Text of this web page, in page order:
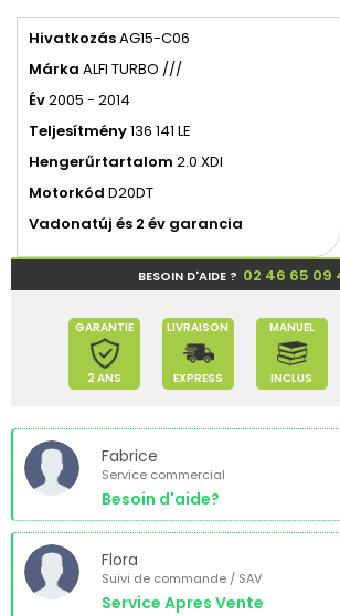
HivatkozásAG15-C06
Márka ALFI TURBO ///
Év2005 - 2014
Teljesítmény136 141 LE
Hengerűrtartalom 2.0 XDI
Motorkód D20DT
Vadonatúj és 2 év garancia
BESOIN D'AIDE ? 02 46 65 09
GARANTIE
2 ANS
LIVRAISON
EXPRESS
MANUEL
INCLUS
Fabrice
Service commercial
Besoin d'aide?
Flora
Suivi de commande / SAV
Service Apres Vente